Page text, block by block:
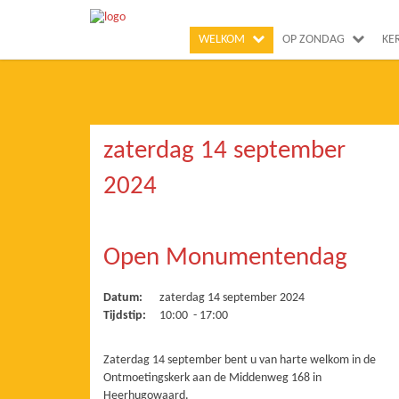
WELKOM OP ZONDAG
zaterdag 14 september
2024
Open Monumentendag
Datum:
zaterdag 14 september 2024
Tijdstip:
10:00 - 17:00
Zaterdag 14 september bent u van harte welkom in de
Ontmoetingskerk aan de Middenweg 168 in
Heerhugowaard.